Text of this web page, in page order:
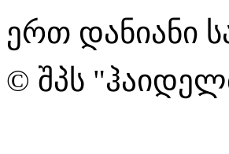
ერთ დანიანი
© შპს